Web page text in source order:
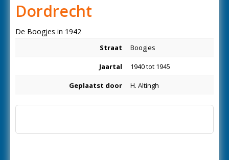
Dordrecht
De Boogjes in 1942
Straat Boogjes
Jaartal 1940 tot 1945
Geplaatst door H. Altingh